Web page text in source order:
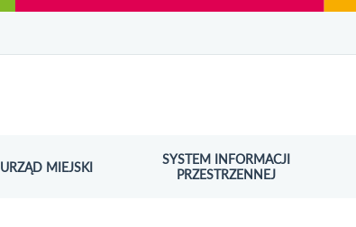
URZĄD MIEJSKI
SYSTEM INFORMACJI
PRZESTRZENNEJ
ODNOŚNIK OTWORZY SIĘ W NOWYM OKNIE